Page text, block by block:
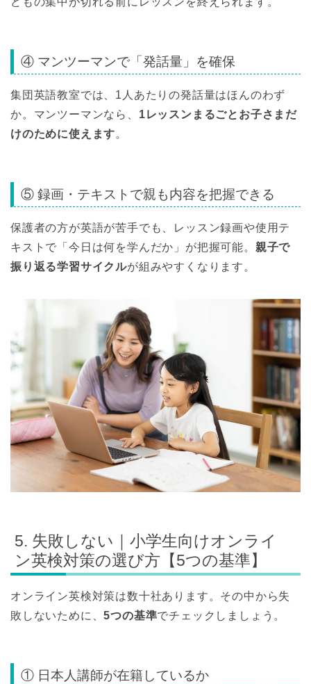
④ マンツーマンで「発話量」を確保
集団英語教室では、1人あたりの発話量はほんのわず
か。マンツーマンなら、 1レッスンまるごとお子さまだ
けのために使えます。
⑤ 録画・テキストで親も内容を把握できる
保護者の方が英語が苦手でも、レッスン録画や使用テ
キストで「今日は何を学んだか」が把握可能。 親子で
振り返る学習サイクルが組みやすくなります。
5. 失敗しない｜小学生向けオンライ
ン英検対策の選び方【5つの基準】
オンライン英検対策は数十社あります。その中から失
敗しないために、5つの基準でチェックしましょう。
① 日本人講師が在籍しているか